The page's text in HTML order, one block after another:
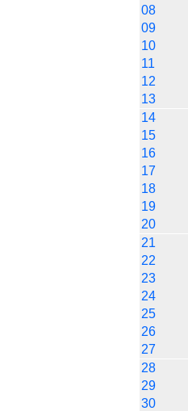
08
09
10
11
12
13
14
15
16
17
18
19
20
21
22
23
24
25
26
27
28
29
30